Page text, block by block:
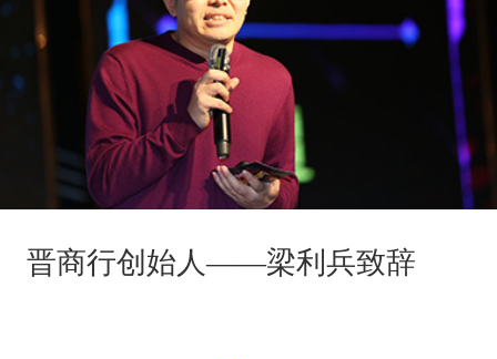
晋商行创始人——梁利兵致辞